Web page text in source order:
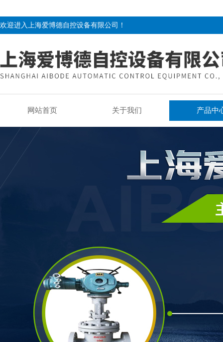
欢迎进入上海爱博德自控设备有限公司！
网站首页 关于我们 产品中